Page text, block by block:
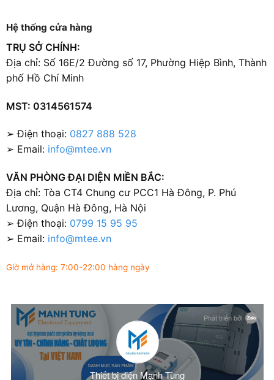
Hệ thống cửa hàng
TRỤ SỞ CHÍNH:
Địa chỉ: Số 16E/2 Đường số 17, Phường Hiệp Bình, Thành
phố Hồ Chí Minh
MST: 0314561574
➢ Điện thoại: 0827 888 528
➢ Email: info@mtee.vn
VĂN PHÒNG ĐẠI DIỆN MIỀN BẮC:
Địa chỉ: Tòa CT4 Chung cư PCC1 Hà Đông, P. Phú
Lương, Quận Hà Đông, Hà Nội
➢ Điện thoại: 0799 15 95 95
➢ Email: info@mtee.vn
Giờ mở hàng: 7:00-22:00 hàng ngày